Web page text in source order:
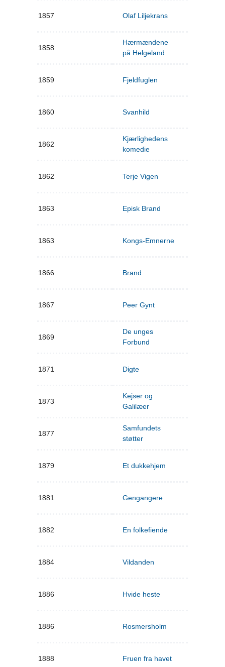
1857 Olaf Liljekrans
1858
Hærmændene
på Helgeland
1859 Fjeldfuglen
1860 Svanhild
1862
Kjærlighedens
komedie
1862 Terje Vigen
1863 Episk Brand
1863 Kongs-Emnerne
1866 Brand
1867 Peer Gynt
1869
De unges
Forbund
1871 Digte
1873
Kejser og
Galilæer
1877
Samfundets
støtter
1879 Et dukkehjem
1881 Gengangere
1882 En folkefiende
1884 Vildanden
1886 Hvide heste
1886 Rosmersholm
1888 Fruen fra havet